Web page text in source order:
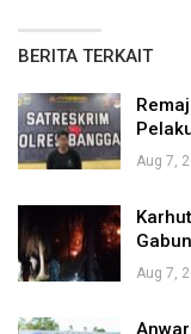
BERITA TERKAIT
Aug 7,
Aug 7,